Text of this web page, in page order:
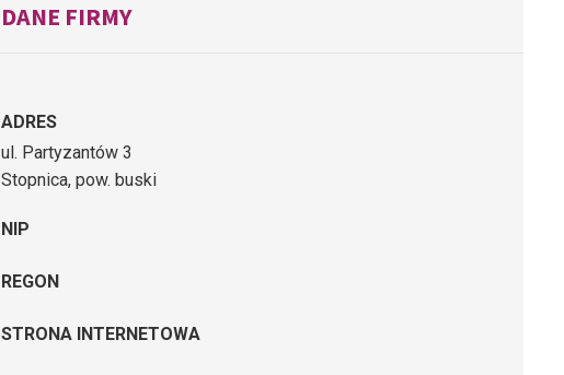
DANE FIRMY
ADRES
ul. Partyzantów 3
Stopnica, pow. buski
NIP
REGON
STRONA INTERNETOWA